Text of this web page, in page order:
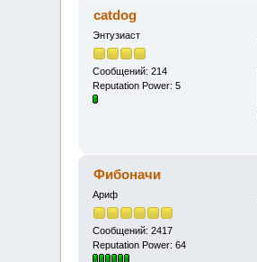
catdog
Энтузиаст
Сообщений: 214
Reputation Power: 5
Фибоначи
Ариф
Сообщений: 2417
Reputation Power: 64